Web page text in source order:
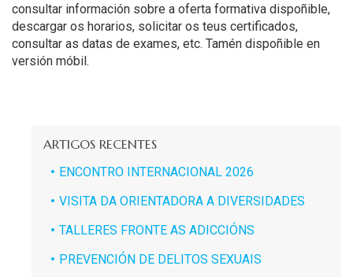
consultar información sobre a oferta formativa dispoñible,
descargar os horarios, solicitar os teus certificados,
consultar as datas de exames, etc. Tamén dispoñible en
versión móbil.
ARTIGOS RECENTES
ENCONTRO INTERNACIONAL 2026
VISITA DA ORIENTADORA A DIVERSIDADES
TALLERES FRONTE AS ADICCIÓNS
PREVENCIÓN DE DELITOS SEXUAIS